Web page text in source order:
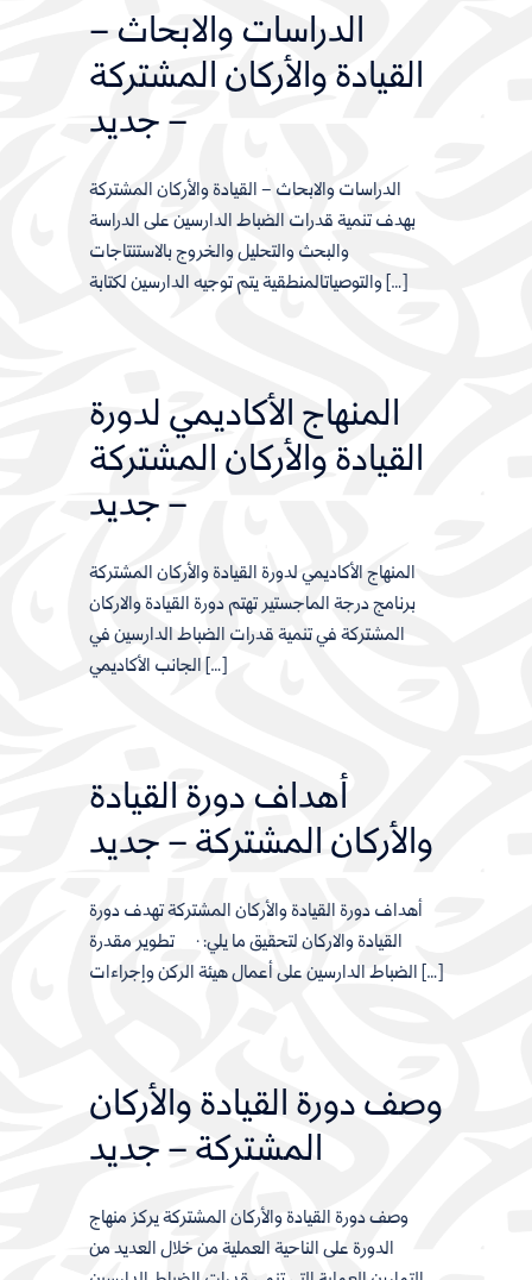
الدراسات والابحاث –
القيادة والأركان المشتركة
– جديد
الدراسات والابحاث – القيادة والأركان المشتركة
بهدف تنمية قدرات الضباط الدارسين على الدراسة
والبحث والتحليل والخروج بالاستنتاجات
والتوصياتالمنطقية يتم توجيه الدارسين لكتابة […]
المنهاج الأكاديمي لدورة
القيادة والأركان المشتركة
– جديد
المنهاج الأكاديمي لدورة القيادة والأركان المشتركة
برنامج درجة الماجستير تهتم دورة القيادة والاركان
المشتركة في تنمية قدرات الضباط الدارسين في
الجانب الأكاديمي […]
أهداف دورة القيادة
والأركان المشتركة – جديد
أهداف دورة القيادة والأركان المشتركة تهدف دورة
القيادة والاركان لتحقيق ما يلي: · تطوير مقدرة
الضباط الدارسين على أعمال هيئة الركن وإجراءات […]
وصف دورة القيادة والأركان
المشتركة – جديد
وصف دورة القيادة والأركان المشتركة يركز منهاج
الدورة على الناحية العملية من خلال العديد من